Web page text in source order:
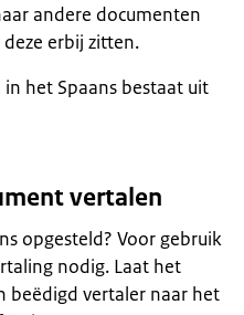
andere documenten
erbij zitten.
het Spaans bestaat uit
vertalen
opgesteld? Voor gebruik
nodig. Laat het
beëdigd vertaler naar het